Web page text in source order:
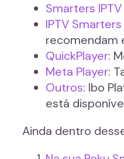
Smarters IPTV
IPTV
recomendam
QuickPlayer:
Meta Player:
Outros: Ibo
está
Ainda dentro